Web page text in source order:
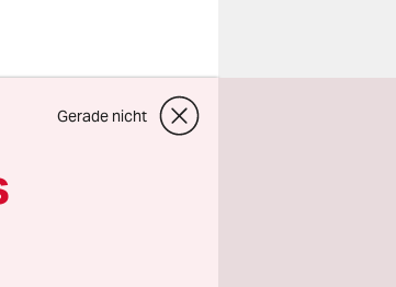
Gerade nicht